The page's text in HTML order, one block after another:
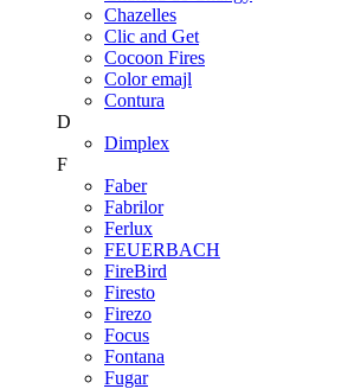
Chazelles
Clic and Get
Cocoon Fires
Color emajl
Contura
D
Dimplex
F
Faber
Fabrilor
Ferlux
FEUERBACH
FireBird
Firesto
Firezo
Focus
Fontana
Fugar